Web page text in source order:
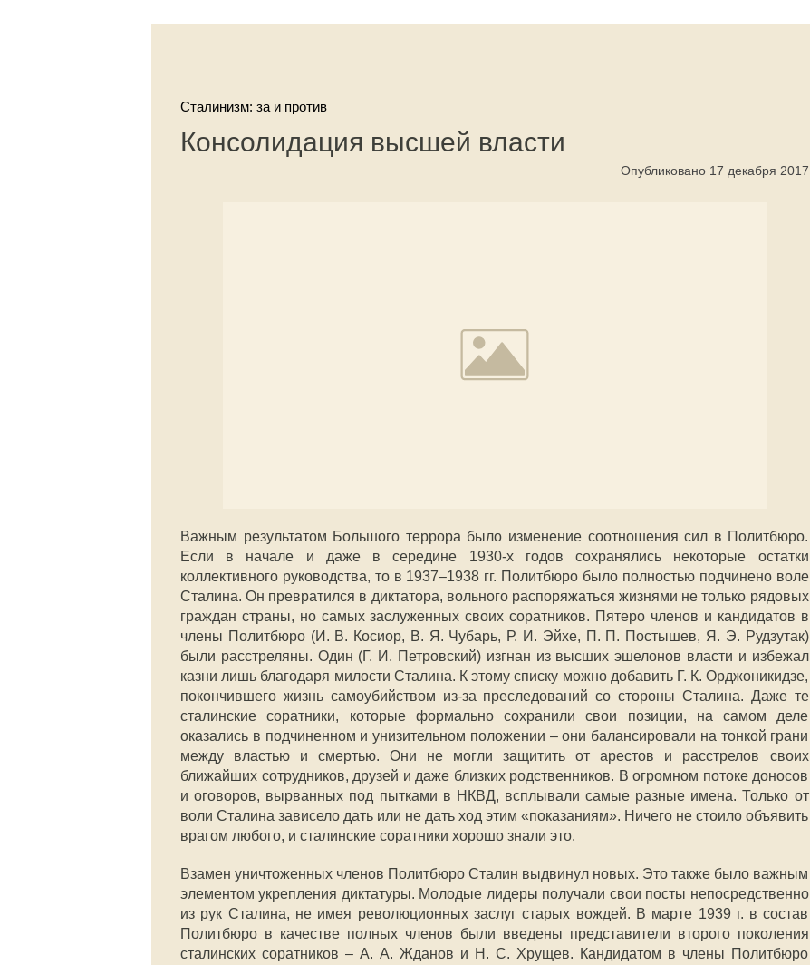
Сталинизм: за и против
Консолидация высшей власти
Опубликовано 17 декабря 2017
Важным результатом Большого террора было изменение соотношения сил в Политбюро.
Если в начале и даже в середине 1930-х годов сохранялись некоторые остатки
коллективного руководства, то в 1937–1938 гг. Политбюро было полностью подчинено воле
Сталина. Он превратился в диктатора, вольного распоряжаться жизнями не только рядовых
граждан страны, но самых заслуженных своих соратников. Пятеро членов и кандидатов в
члены Политбюро (И. В. Косиор, В. Я. Чубарь, Р. И. Эйхе, П. П. Постышев, Я. Э. Рудзутак)
были расстреляны. Один (Г. И. Петровский) изгнан из высших эшелонов власти и избежал
казни лишь благодаря милости Сталина. К этому списку можно добавить Г. К. Орджоникидзе,
покончившего жизнь самоубийством из-за преследований со стороны Сталина. Даже те
сталинские соратники, которые формально сохранили свои позиции, на самом деле
оказались в подчиненном и унизительном положении – они балансировали на тонкой грани
между властью и смертью. Они не могли защитить от арестов и расстрелов своих
ближайших сотрудников, друзей и даже близких родственников. В огромном потоке доносов
и оговоров, вырванных под пытками в НКВД, всплывали самые разные имена. Только от
воли Сталина зависело дать или не дать ход этим «показаниям». Ничего не стоило объявить
врагом любого, и сталинские соратники хорошо знали это.
Взамен уничтоженных членов Политбюро Сталин выдвинул новых. Это также было важным
элементом укрепления диктатуры. Молодые лидеры получали свои посты непосредственно
из рук Сталина, не имея революционных заслуг старых вождей. В марте 1939 г. в состав
Политбюро в качестве полных членов были введены представители второго поколения
сталинских соратников – А. А. Жданов и Н. С. Хрущев. Кандидатом в члены Политбюро